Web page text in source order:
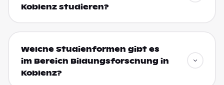
Koblenz studieren?
Welche Studienformen gibt es
im Bereich Bildungsforschung in
Koblenz?